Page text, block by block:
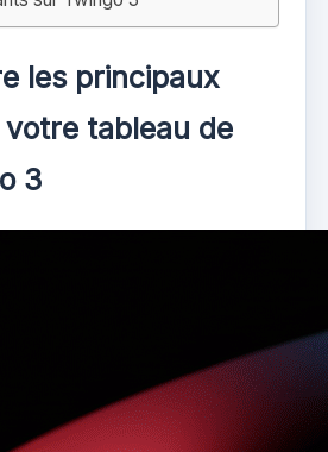
les principaux
tableau de
3